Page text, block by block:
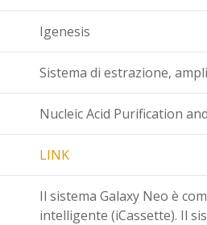
Igenesis
Sistema di estrazione,
Nucleic Acid Purification
LINK
Il sistema Galaxy Neo è
intelligente (iCassette). Il